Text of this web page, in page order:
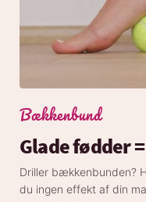
Bækkenbund
Glade fødder
Driller bækkenbunden?
du ingen effekt af din